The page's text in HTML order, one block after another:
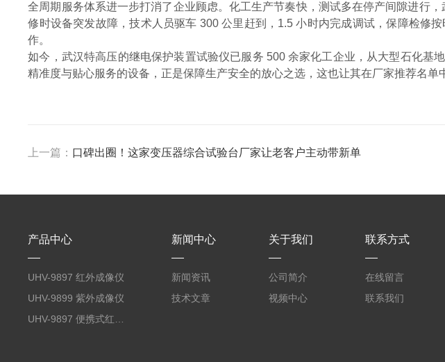
全周期服务体系进一步打消了企业顾虑。化工生产节奏快，测试多在停产间隙进行
修时设备突发故障，技术人员驱车 300 公里赶到，1.5 小时内完成调试，保障检修
作。
如今，武汉特高压的继电保护装置试验仪已服务 500 余家化工企业，从大型石化
精准度与贴心服务的设备，正是保障生产安全的放心之选，这也让其在厂家推荐名单
上一篇： 口碑出圈！这家变压器综合试验台厂家让老客户主动带新单
产品中心
UHV-9897 红外成像仪
UHV-9899 紫外成像仪
新闻中心
新闻资讯
技术文章
关于我们
公司简介
视频中心
联系方式
在线留言
联系我们